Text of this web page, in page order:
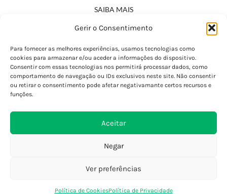
Gerir o Consentimento
Para fornecer as melhores experiências, usamos tecnologias como
cookies para armazenar e/ou aceder a informações do dispositivo.
Consentir com essas tecnologias nos permitirá processar dados, como
comportamento de navegação ou IDs exclusivos neste site. Não consentir
ou retirar o consentimento pode afetar negativamante certos recursos e
funções.
Aceitar
Negar
Ver preferências
Política de CookiesPolítica de Privacidade
SAIBA MAIS
Política de Privacidade
Termos e Condições
Perguntas Frequentes
Custos de Envio
Encomendas Internacionais
Devoluções e Trocas